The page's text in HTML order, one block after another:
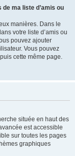
ma liste d’amis ou
manières. Dans le
votre liste d’amis ou
pouvez ajouter
Vous pouvez
cette même page.
située en haut des
est accessible
sur toutes les pages
graphiques